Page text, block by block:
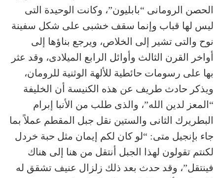
الحصن الرومانى “بابليون”، وكانت الوحيدة التى
ليس لها قباب وإنما سقف خشبى على شكل سفينة
نوح والتى تشير إلى الخلاص، ويرجع بناؤها إلى
أواخر القرن الثالث وأوائل الرابع الميلادى، وقد عثر
بها على رسومات حائطية للألهة الوثنية للرومان،
ويذكر حادث طريف عن هذه الكنيسة أن الخليفة
“المعز لدين الله”، والذى طلب من الأنبا إبرام
البطريرك الثانى والستين نقل جبل المقطم عملاً بما
جاء بإنجيل متى: “لو كان لكم إيمان مثل حبة خردل
لكنتم تقولون لهذا الجبل أنتقل من هنا إلى هناك
فينتقل”، وقد حدث بعد ذلك زلزال عنيف تشقق له